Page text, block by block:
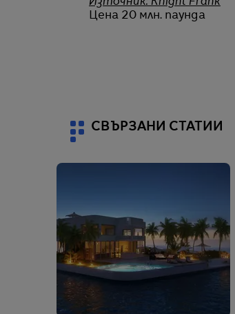
Източник: Knight Frank
Цена 20 млн. паунда
СВЪРЗАНИ СТАТИИ